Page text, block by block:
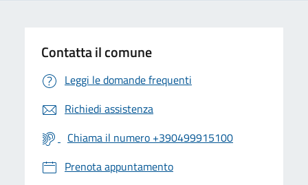
Contatta il comune
Leggi le domande frequenti
Richiedi assistenza
Chiama il numero +390499915100
Prenota appuntamento